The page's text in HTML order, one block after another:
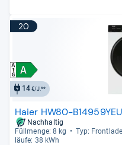
20
14€/J.**
Haier HW80-
Nachhaltig
Füll­menge: 8 kg
Typ:
läufe: 38 kWh